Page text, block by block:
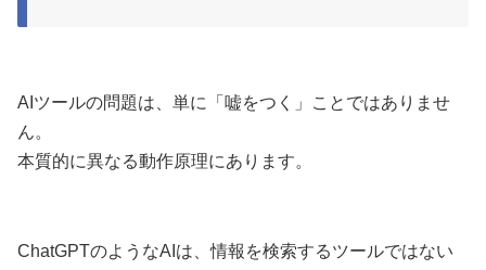
AIツールの問題は、単に「嘘をつく」ことではありませ
ん。
本質的に異なる動作原理にあります。
ChatGPTのようなAIは、情報を検索するツールではない